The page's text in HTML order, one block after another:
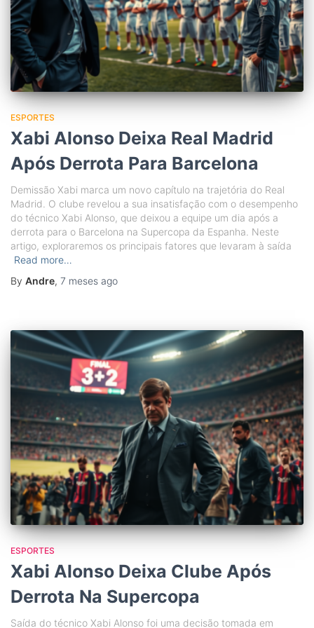
ESPORTES
Xabi Alonso Deixa Real Madrid
Após Derrota Para Barcelona
Demissão Xabi marca um novo capítulo na trajetória do Real
Madrid. O clube revelou a sua insatisfação com o desempenho
do técnico Xabi Alonso, que deixou a equipe um dia após a
derrota para o Barcelona na Supercopa da Espanha. Neste
artigo, exploraremos os principais fatores que levaram à saída
Read more…
By Andre, 7 meses ago
ESPORTES
Xabi Alonso Deixa Clube Após
Derrota Na Supercopa
Saída do técnico Xabi Alonso foi uma decisão tomada em